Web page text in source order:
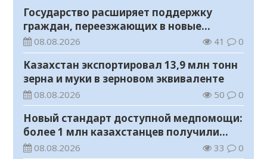
Государство расширяет поддержку
граждан, переезжающих в новые
регионы для работы
08.08.2026 41 0
Казахстан экспортировал 13,9 млн тонн
зерна и муки в зерновом эквиваленте
08.08.2026 50 0
Новый стандарт доступной медпомощи:
более 1 млн казахстанцев получили
телемедицинские услуги
08.08.2026 33 0